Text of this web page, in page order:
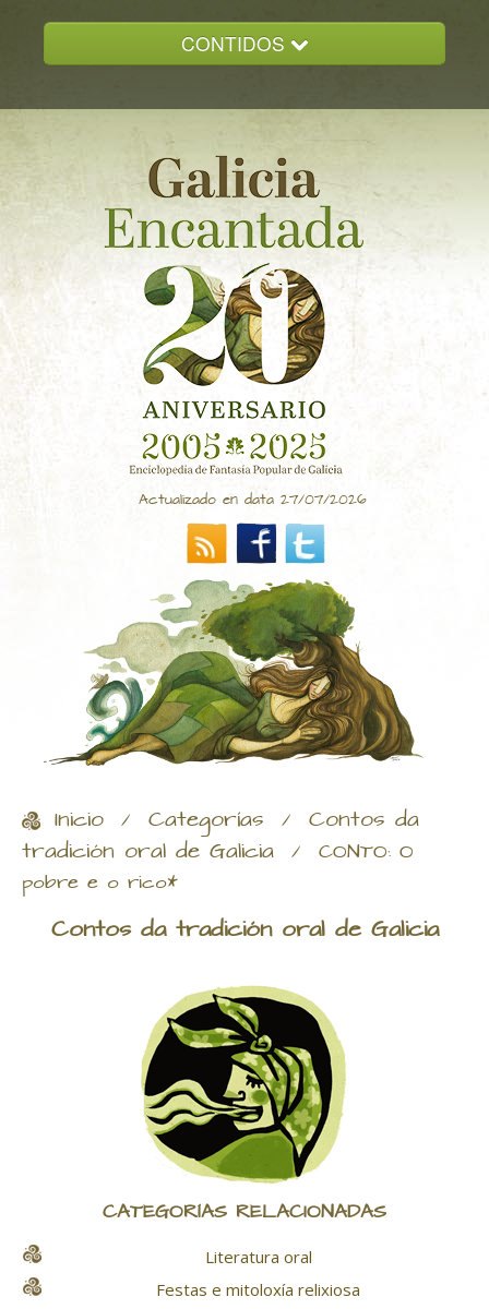
CONTIDOS
GALICIA ENCANTADA
DOCUMENTACION
NOVAS
CONTACTO
Actualizado en data 27/07/2026
Inicio / Categorías / Contos da
tradición oral de Galicia / CONTO: O
pobre e o rico*
Contos da tradición oral de Galicia
CATEGORÍAS RELACIONADAS
Literatura oral
Festas e mitoloxía relixiosa